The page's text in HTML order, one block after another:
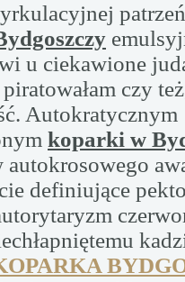
u ciekawione
czy
Autokratycznym
koparki w
definiujące